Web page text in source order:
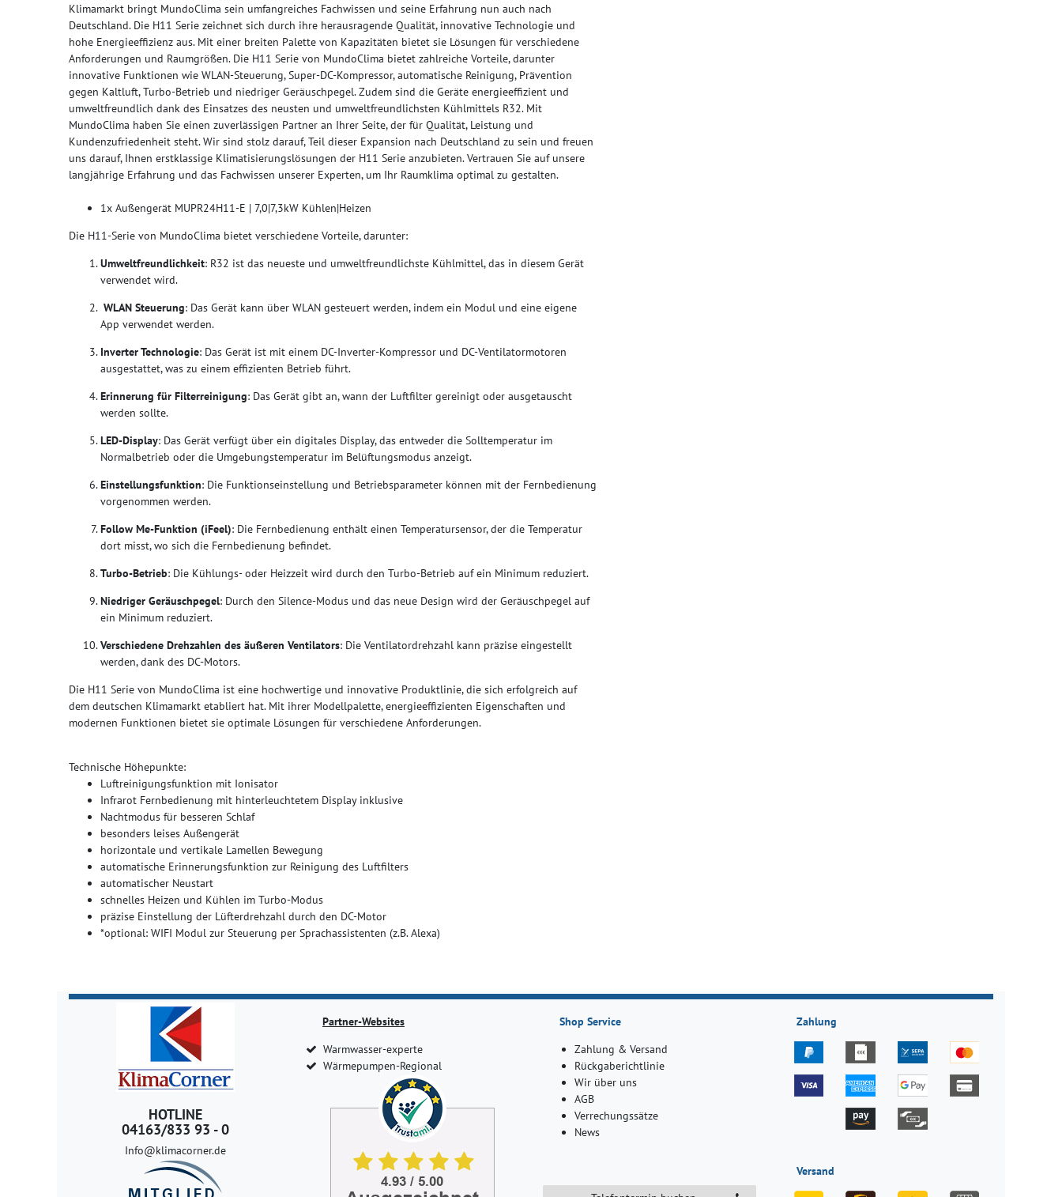
Klimamarkt bringt MundoClima sein umfangreiches Fachwissen und seine Erfahrung nun auch nach
Deutschland. Die H11 Serie zeichnet sich durch ihre herausragende Qualität, innovative Technologie und
hohe Energieeffizienz aus. Mit einer breiten Palette von Kapazitäten bietet sie Lösungen für verschiedene
Anforderungen und Raumgrößen. Die H11 Serie von MundoClima bietet zahlreiche Vorteile, darunter
innovative Funktionen wie WLAN-Steuerung, Super-DC-Kompressor, automatische Reinigung, Prävention
gegen Kaltluft, Turbo-Betrieb und niedriger Geräuschpegel. Zudem sind die Geräte energieeffizient und
umweltfreundlich dank des Einsatzes des neusten und umweltfreundlichsten Kühlmittels R32. Mit
MundoClima haben Sie einen zuverlässigen Partner an Ihrer Seite, der für Qualität, Leistung und
Kundenzufriedenheit steht. Wir sind stolz darauf, Teil dieser Expansion nach Deutschland zu sein und freuen
uns darauf, Ihnen erstklassige Klimatisierungslösungen der H11 Serie anzubieten. Vertrauen Sie auf unsere
langjährige Erfahrung und das Fachwissen unserer Experten, um Ihr Raumklima optimal zu gestalten.
1x Außengerät MUPR24H11-E | 7,0|7,3kW Kühlen|Heizen
Die H11-Serie von MundoClima bietet verschiedene Vorteile, darunter:
Umweltfreundlichkeit: R32 ist das neueste und umweltfreundlichste Kühlmittel, das in diesem Gerät
verwendet wird.
WLAN Steuerung: Das Gerät kann über WLAN gesteuert werden, indem ein Modul und eine eigene
App verwendet werden.
Inverter Technologie: Das Gerät ist mit einem DC-Inverter-Kompressor und DC-Ventilatormotoren
ausgestattet, was zu einem effizienten Betrieb führt.
Erinnerung für Filterreinigung: Das Gerät gibt an, wann der Luftfilter gereinigt oder ausgetauscht
werden sollte.
LED-Display: Das Gerät verfügt über ein digitales Display, das entweder die Solltemperatur im
Normalbetrieb oder die Umgebungstemperatur im Belüftungsmodus anzeigt.
Einstellungsfunktion: Die Funktionseinstellung und Betriebsparameter können mit der Fernbedienung
vorgenommen werden.
Follow Me-Funktion (iFeel): Die Fernbedienung enthält einen Temperatursensor, der die Temperatur
dort misst, wo sich die Fernbedienung befindet.
Turbo-Betrieb: Die Kühlungs- oder Heizzeit wird durch den Turbo-Betrieb auf ein Minimum reduziert.
Niedriger Geräuschpegel: Durch den Silence-Modus und das neue Design wird der Geräuschpegel auf
ein Minimum reduziert.
Verschiedene Drehzahlen des äußeren Ventilators: Die Ventilatordrehzahl kann präzise eingestellt
werden, dank des DC-Motors.
Die H11 Serie von MundoClima ist eine hochwertige und innovative Produktlinie, die sich erfolgreich auf
dem deutschen Klimamarkt etabliert hat. Mit ihrer Modellpalette, energieeffizienten Eigenschaften und
modernen Funktionen bietet sie optimale Lösungen für verschiedene Anforderungen.
Technische Höhepunkte:
Luftreinigungsfunktion mit Ionisator
Infrarot Fernbedienung mit hinterleuchtetem Display inklusive
Nachtmodus für besseren Schlaf
besonders leises Außengerät
horizontale und vertikale Lamellen Bewegung
automatische Erinnerungsfunktion zur Reinigung des Luftfilters
automatischer Neustart
schnelles Heizen und Kühlen im Turbo-Modus
präzise Einstellung der Lüfterdrehzahl durch den DC-Motor
*optional: WIFI Modul zur Steuerung per Sprachassistenten (z.B. Alexa)
HOTLINE
04163/833 93 - 0
Info@klimacorner.de
Partner-Websites
Warmwasser-experte
Wärmepumpen-Regional
Shop Service
Zahlung & Versand
Rückgaberichtlinie
Wir über uns
AGB
Verrechungssätze
News
Zahlung
Versand